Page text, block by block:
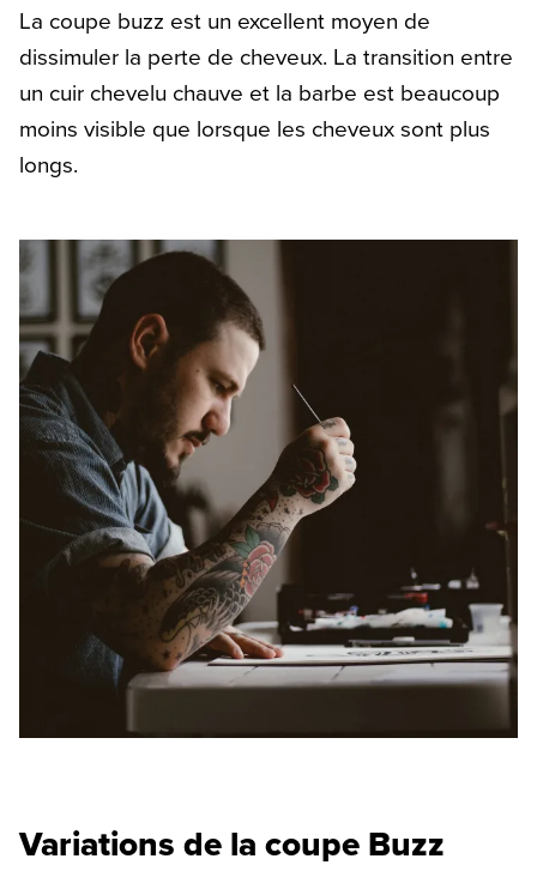
La coupe buzz est un excellent moyen de
dissimuler la perte de cheveux. La transition entre
un cuir chevelu chauve et la barbe est beaucoup
moins visible que lorsque les cheveux sont plus
longs.
Variations de la coupe Buzz